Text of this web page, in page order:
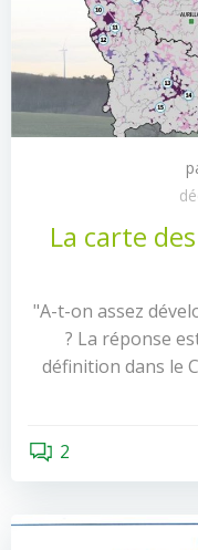
La carte
"A-t-on assez
? La réponse
définition dans le
2